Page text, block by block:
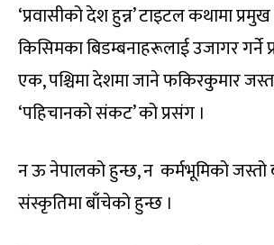
‘प्रवासीको देश हुन्न’ टाइटल कथामा
किसिमका बिडम्बनाहरूलाई उजागर गर्ने
एक, पश्चिमा देशमा जाने फकिरकुमार
‘पहिचानको संकट’ को प्रसंग ।
न ऊ नेपालको हुन्छ, न कर्मभूमिको जस्तो
संस्कृतिमा बाँचेको हुन्छ ।